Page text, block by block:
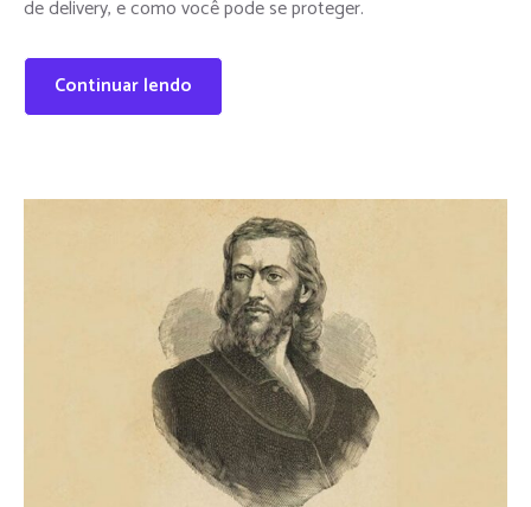
de delivery, e como você pode se proteger.
Continuar lendo